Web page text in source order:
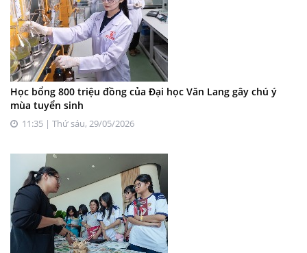
Học bổng 800 triệu đồng của Đại học Văn Lang gây chú ý
mùa tuyển sinh
11:35 | Thứ sáu, 29/05/2026